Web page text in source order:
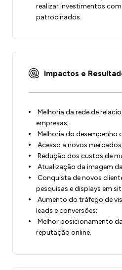
realizar investimentos
patrocinados.
Impactos e
Melhoria da rede de
empresas;
Melhoria do desempenho
Acesso a novos mercados;
Redução dos custos de
Atualização da imagem
Conquista de novos
pesquisas e displays em
Aumento do tráfego de
leads e conversões;
Melhor posicionamento
reputação online.